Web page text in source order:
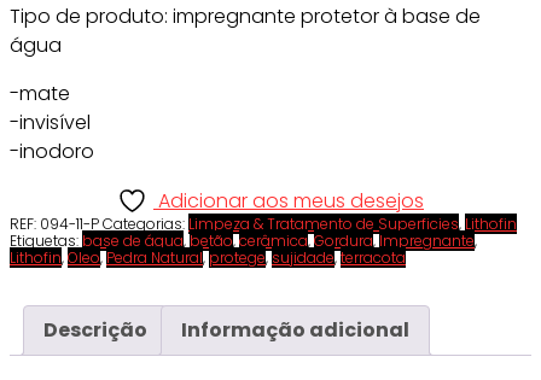
Tipo de produto: impregnante protetor à base de
água
-mate
-invisível
-inodoro
Adicionar aos meus desejos
REF: 094-11-PCategorias: Limpeza & Tratamento de Superficies, Lithofin
Etiquetas: base de água,betão,cerâmica,Gordura,Impregnante,
Lithofin,Oleo,Pedra Natural,protege,sujidade,terracota
Descrição Informação adicional